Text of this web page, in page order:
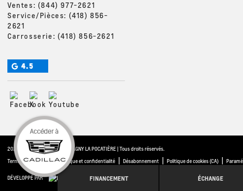
FINANCEMENT ÉCHANGE
Ventes: (844) 977-2621
Service/Pièces: (418) 856-
2621
Carrosserie: (418) 856-2621
4.5
2026 © THIBAULT GM MONTMAGNY LA POCATIÈRE | Tous droits réservés.
Termes & conditions|Politique et confidentialité | Désabonnement | Politique de cookies (CA) |
DÉVELOPPÉ PAR